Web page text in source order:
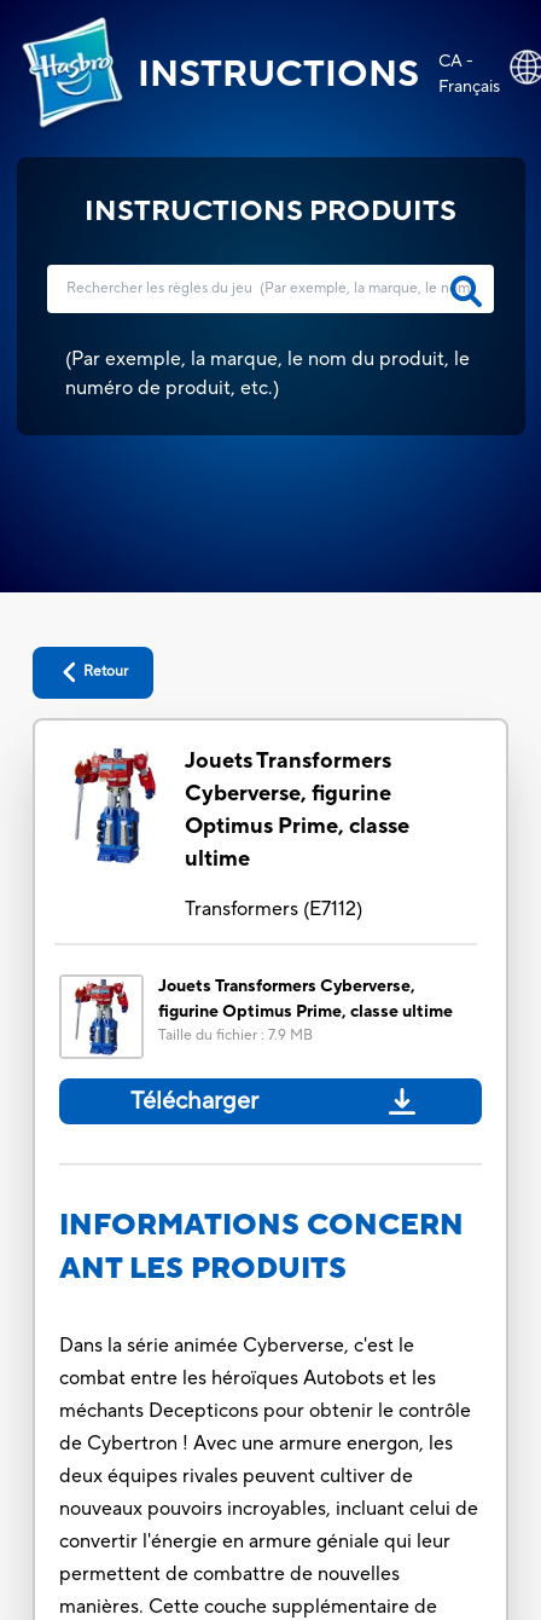
INSTRUCTIONS
CA -
Français
INSTRUCTIONS PRODUITS
(Par exemple, la marque, le nom du produit, le
numéro de produit, etc.)
Retour
Jouets Transformers
Cyberverse, figurine
Optimus Prime, classe
ultime
Transformers(E7112)
Jouets Transformers Cyberverse,
figurine Optimus Prime, classe ultime
Taille du fichier: 7.9 MB
Télécharger
INFORMATIONS CONCERN
ANT LES PRODUITS
Dans la série animée Cyberverse, c'est le
combat entre les héroïques Autobots et les
méchants Decepticons pour obtenir le contrôle
de Cybertron ! Avec une armure energon, les
deux équipes rivales peuvent cultiver de
nouveaux pouvoirs incroyables, incluant celui de
convertir l'énergie en armure géniale qui leur
permettent de combattre de nouvelles
manières. Cette couche supplémentaire de